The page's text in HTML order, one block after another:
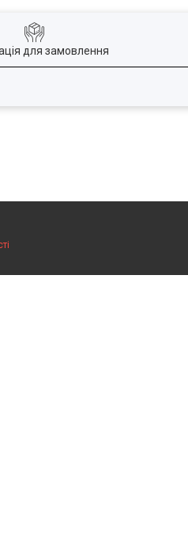
для замовлення